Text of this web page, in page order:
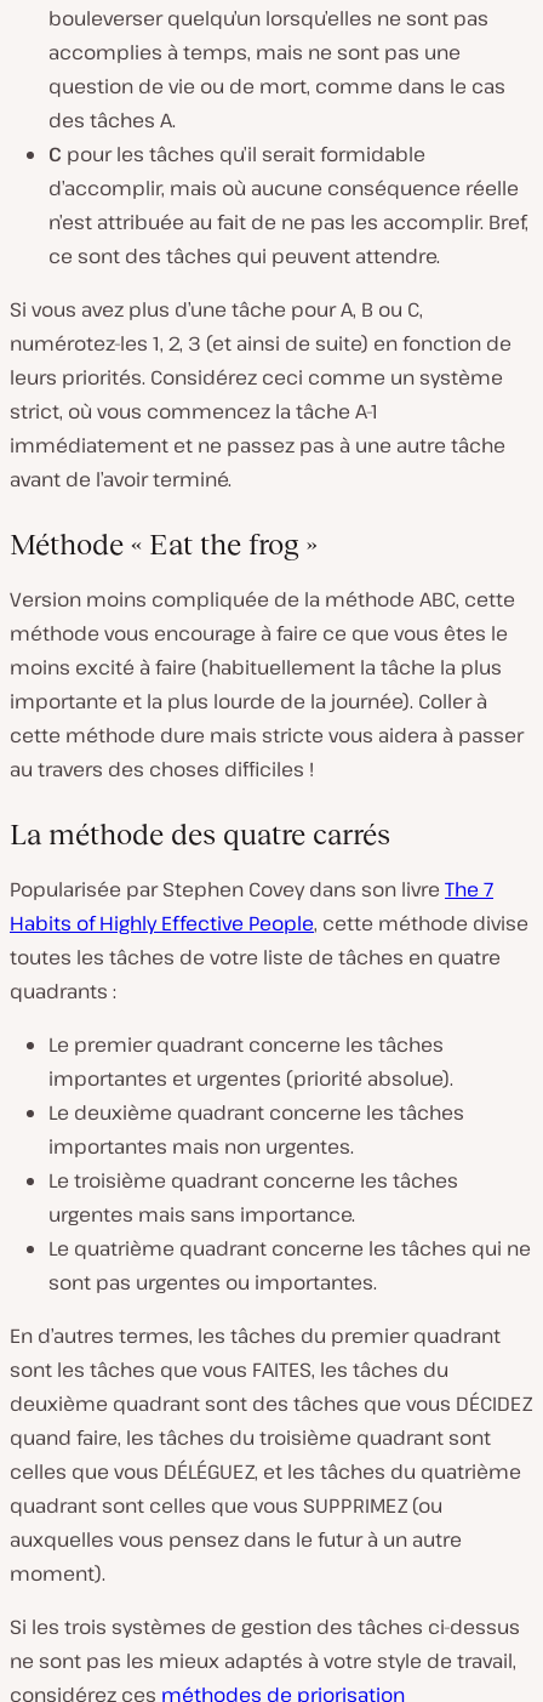
bouleverser quelqu’un lorsqu’elles ne sont pas
accomplies à temps, mais ne sont pas une
question de vie ou de mort, comme dans le cas
des tâches A.
C pour les tâches qu’il serait formidable
d’accomplir, mais où aucune conséquence réelle
n’est attribuée au fait de ne pas les accomplir. Bref,
ce sont des tâches qui peuvent attendre.
Si vous avez plus d’une tâche pour A, B ou C,
numérotez-les 1, 2, 3 (et ainsi de suite) en fonction de
leurs priorités. Considérez ceci comme un système
strict, où vous commencez la tâche A-1
immédiatement et ne passez pas à une autre tâche
avant de l’avoir terminé.
Méthode « Eat the frog »
Version moins compliquée de la méthode ABC, cette
méthode vous encourage à faire ce que vous êtes le
moins excité à faire (habituellement la tâche la plus
importante et la plus lourde de la journée). Coller à
cette méthode dure mais stricte vous aidera à passer
au travers des choses difficiles !
La méthode des quatre carrés
Popularisée par Stephen Covey dans son livre The 7
Habits of Highly Effective People, cette méthode divise
toutes les tâches de votre liste de tâches en quatre
quadrants :
Le premier quadrant concerne les tâches
importantes et urgentes (priorité absolue).
Le deuxième quadrant concerne les tâches
importantes mais non urgentes.
Le troisième quadrant concerne les tâches
urgentes mais sans importance.
Le quatrième quadrant concerne les tâches qui ne
sont pas urgentes ou importantes.
En d’autres termes, les tâches du premier quadrant
sont les tâches que vous FAITES, les tâches du
deuxième quadrant sont des tâches que vous DÉCIDEZ
quand faire, les tâches du troisième quadrant sont
celles que vous DÉLÉGUEZ, et les tâches du quatrième
quadrant sont celles que vous SUPPRIMEZ (ou
auxquelles vous pensez dans le futur à un autre
moment).
Si les trois systèmes de gestion des tâches ci-dessus
ne sont pas les mieux adaptés à votre style de travail,
considérez ces méthodes de priorisation